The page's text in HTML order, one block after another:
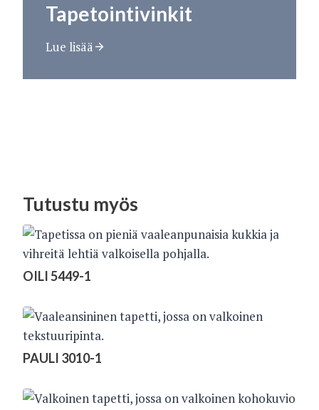
Tapetointivinkit
Lue lisää
Tutustu myös
OILI 5449-1
PAULI 3010-1